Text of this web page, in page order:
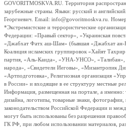
GOVORITMOSKVA.RU. Территория
зарубежные страны. Языки: русский и
Георгиевич. Email: info@govoritmoskva.ru.
*Экстремистские и террористические
Федерации: «Правый сектор», «Украинская
«Джабхат Фатх аш-Шам» (бывшая «Джабхат ан-
Коалиция исламских группировок «Хайят
партия, «Аль-Каида», «УНА-УНСО», «Талибан»,
народа», «Свидетели Иеговы», «Мизантропик
«Артподготовка», Религиозная организация
в России» и входящие в ее структуру местные
Информация, размещенная на портале, а именно:
дизайна, логотипы, товарные знаки,
законодательством Российской Федерации и
могут быть использованы без разрешения
ГК РФ, при любом использовании материалов,